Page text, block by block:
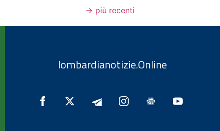
→ più recenti
lombardianotizie.Online